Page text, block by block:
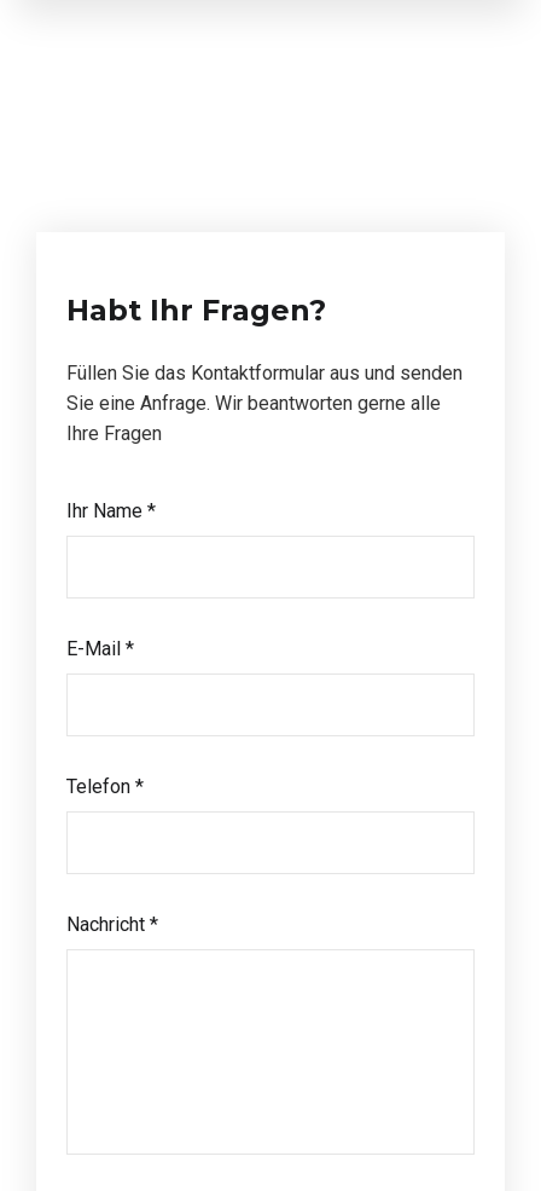
Habt Ihr Fragen?
Füllen Sie das Kontaktformular aus und senden
Sie eine Anfrage. Wir beantworten gerne alle
Ihre Fragen
Ihr Name *
E-Mail *
Telefon *
Nachricht *